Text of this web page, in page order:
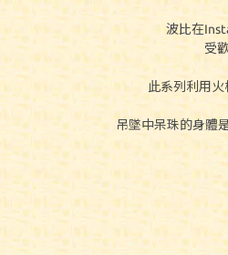
波比在
受
此系列 利用火
吊墜中呆珠的身體